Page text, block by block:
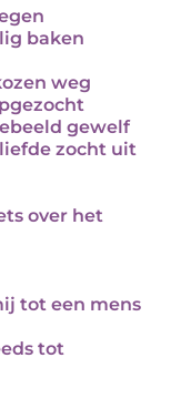
baken
weg
gewelf
zocht uit
over het
tot een mens
tot